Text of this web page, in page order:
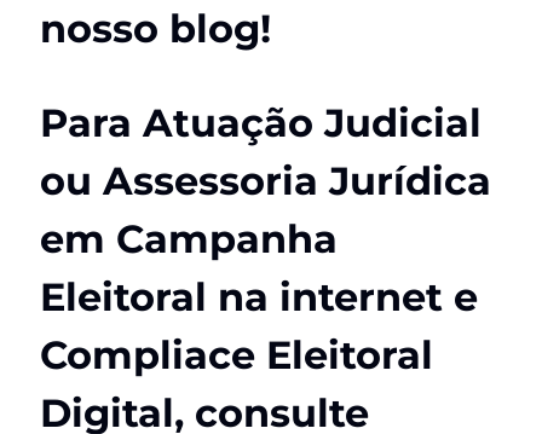
nosso blog!
Para Atuação Judicial
ou Assessoria Jurídica
em Campanha
Eleitoral na internet e
Compliace Eleitoral
Digital, consulte